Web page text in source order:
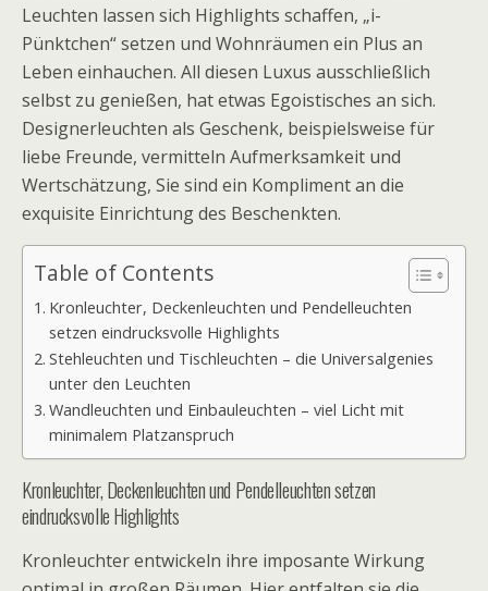
Leuchten lassen sich Highlights schaffen, „i-
Pünktchen“ setzen und Wohnräumen ein Plus an
Leben einhauchen. All diesen Luxus ausschließlich
selbst zu genießen, hat etwas Egoistisches an sich.
Designerleuchten als Geschenk, beispielsweise für
liebe Freunde, vermitteln Aufmerksamkeit und
Wertschätzung, Sie sind ein Kompliment an die
exquisite Einrichtung des Beschenkten.
Table of Contents
Kronleuchter, Deckenleuchten und Pendelleuchten
setzen eindrucksvolle Highlights
Stehleuchten und Tischleuchten – die Universalgenies
unter den Leuchten
Wandleuchten und Einbauleuchten – viel Licht mit
minimalem Platzanspruch
Kronleuchter, Deckenleuchten und Pendelleuchten setzen
eindrucksvolle Highlights
Kronleuchter entwickeln ihre imposante Wirkung